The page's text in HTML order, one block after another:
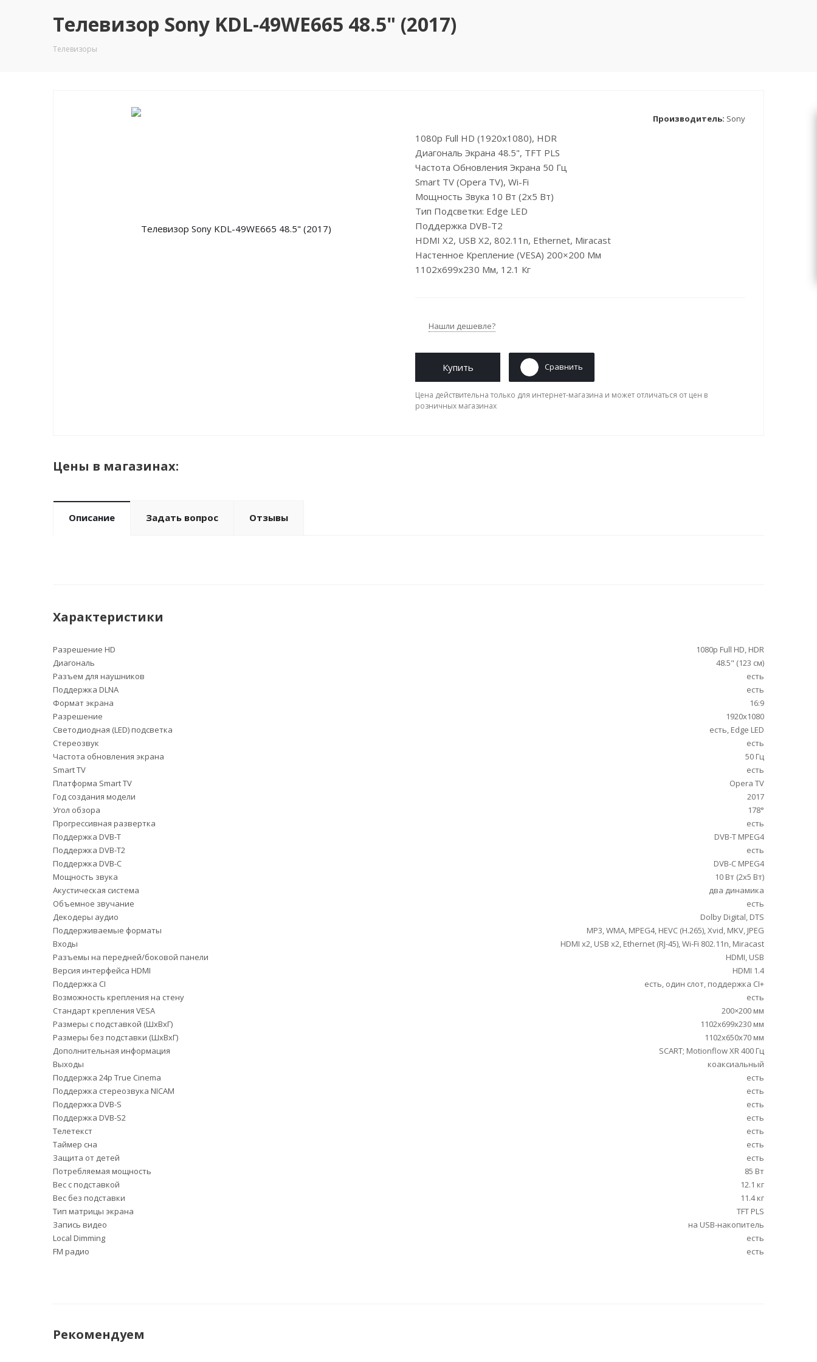
Телевизор Sony KDL-49WE665 48.5" (2017)
Телевизоры
Производитель: Sony
1080p Full HD (1920x1080), HDR
Диагональ Экрана 48.5", TFT PLS
Частота Обновления Экрана 50 Гц
Smart TV (Opera TV), Wi-Fi
Мощность Звука 10 Вт (2х5 Вт)
Тип Подсветки: Edge LED
Поддержка DVB-T2
HDMI X2, USB X2, 802.11n, Ethernet, Miracast
Настенное Крепление (VESA) 200×200 Мм
1102x699x230 Мм, 12.1 Кг
Нашли дешевле?
Купить Сравнить
Цена действительна только для интернет-магазина и может отличаться от цен в
розничных магазинах
Цены в магазинах:
Описание Задать вопрос Отзывы
Характеристики
Разрешение HD
1080p Full HD, HDR
Диагональ
48.5" (123 см)
Разъем для наушников
есть
Поддержка DLNA
есть
Формат экрана
16:9
Разрешение
1920x1080
Светодиодная (LED) подсветка
есть, Edge LED
Стереозвук
есть
Частота обновления экрана
50 Гц
Smart TV
есть
Платформа Smart TV
Opera TV
Год создания модели
2017
Угол обзора
178°
Прогрессивная развертка
есть
Поддержка DVB-T
DVB-T MPEG4
Поддержка DVB-T2
есть
Поддержка DVB-C
DVB-C MPEG4
Мощность звука
10 Вт (2х5 Вт)
Акустическая система
два динамика
Объемное звучание
есть
Декодеры аудио
Dolby Digital, DTS
Поддерживаемые форматы
MP3, WMA, MPEG4, HEVC (H.265), Xvid, MKV, JPEG
Входы
HDMI x2, USB x2, Ethernet (RJ-45), Wi-Fi 802.11n, Miracast
Разъемы на передней/боковой панели
HDMI, USB
Версия интерфейса HDMI
HDMI 1.4
Поддержка CI
есть, один слот, поддержка CI+
Возможность крепления на стену
есть
Стандарт крепления VESA
200×200 мм
Размеры с подставкой (ШxВxГ)
1102x699x230 мм
Размеры без подставки (ШxВxГ)
1102x650x70 мм
Дополнительная информация
SCART; Motionflow XR 400 Гц
Выходы
коаксиальный
Поддержка 24p True Cinema
есть
Поддержка стереозвука NICAM
есть
Поддержка DVB-S
есть
Поддержка DVB-S2
есть
Телетекст
есть
Таймер сна
есть
Защита от детей
есть
Потребляемая мощность
85 Вт
Вес с подставкой
12.1 кг
Вес без подставки
11.4 кг
Тип матрицы экрана
TFT PLS
Запись видео
на USB-накопитель
Local Dimming
есть
FM радио
есть
Рекомендуем